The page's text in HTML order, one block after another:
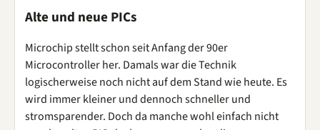
Alte und neue PICs
Microchip stellt schon seit Anfang der 90er
Microcontroller her. Damals war die Technik
logischerweise noch nicht auf dem Stand wie heute. Es
wird immer kleiner und dennoch schneller und
stromsparender. Doch da manche wohl einfach nicht